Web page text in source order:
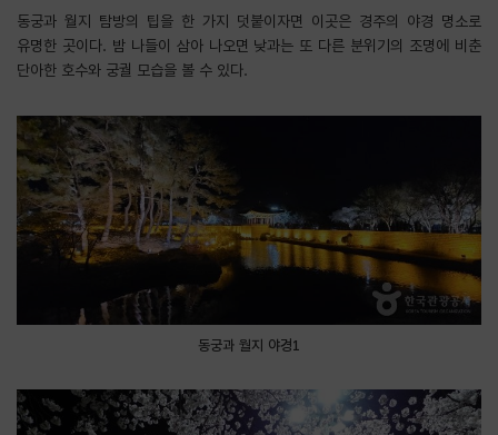
동궁과 월지 탐방의 팁을 한 가지 덧붙이자면 이곳은 경주의 야경 명소로
유명한 곳이다. 밤 나들이 삼아 나오면 낮과는 또 다른 분위기의 조명에 비춘
단아한 호수와 궁궐 모습을 볼 수 있다.
동궁과 월지 야경1